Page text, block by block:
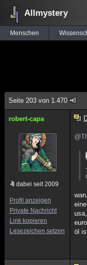
Allmystery
Menschen
Seite 203 von 1.470
robert-capa
dabei seit 2009
Profil anzeigen
Private Nachricht
Link kopieren
Lesezeichen setzen
öl